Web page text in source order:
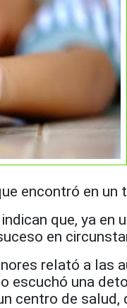
encontró en un
que, ya en
en
relató a las
escuchó una
centro de